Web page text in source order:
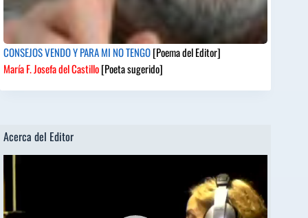
CONSEJOS VENDO Y PARA MI NO TENGO[Poema del Editor]
María F. Josefa del Castillo[Poeta sugerido]
Acerca del Editor
de
vídeo